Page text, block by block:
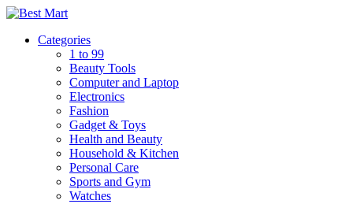
Skip
contentCategories
1 to 99
Beauty Tools
Computer and Laptop
Electronics
Fashion
Gadget & Toys
Health and Beauty
Household & Kitchen
Personal Care
Sports and Gym
Watches